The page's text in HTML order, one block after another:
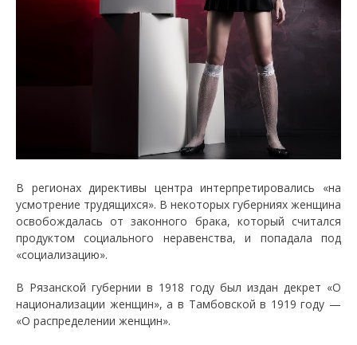
В регионах директивы центра интерпретировались «на
усмотрение трудящихся». В некоторых губерниях женщина
освобождалась от законного брака, который считался
продуктом социального неравенства, и попадала под
«социализацию».
В Рязанской губернии в 1918 году был издан декрет «О
национализации женщин», а в Тамбовской в 1919 году —
«О распределении женщин».